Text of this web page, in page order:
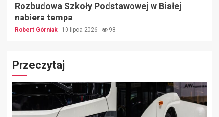
Rozbudowa Szkoły Podstawowej w Białej
nabiera tempa
Robert Górniak 10 lipca 2026 98
Przeczytaj